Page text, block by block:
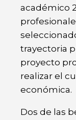
académico
trayectoria
proyecto
realizar el
económica.
Dos de las